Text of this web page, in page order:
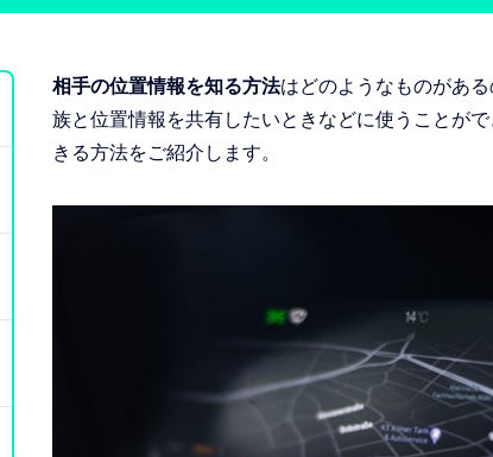
相手の位置情報を知る方法はどのようなものがあ
族と位置情報を共有したいときなどに使うことが
きる方法をご紹介します。